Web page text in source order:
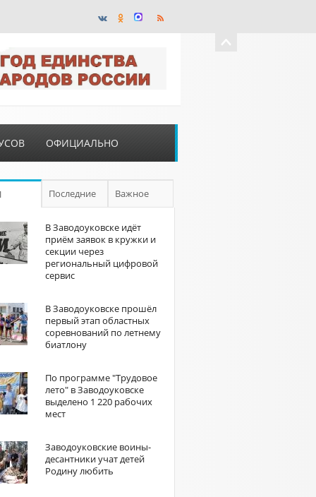
ОФИЦИАЛЬНО
Последние Важное
В Заводоуковске идёт
приём заявок в кружки и
секции через
региональный цифровой
сервис
В Заводоуковске прошёл
первый этап областных
соревнований по летнему
биатлону
По программе "Трудовое
лето" в Заводоуковске
выделено 1 220 рабочих
мест
Заводоуковские воины-
десантники учат детей
Родину любить